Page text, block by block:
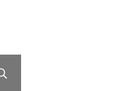
Submit search